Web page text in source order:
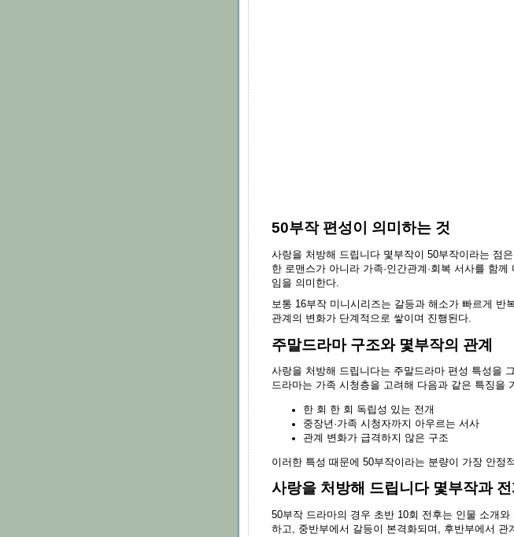
50부작 편성이 의미하는 것
사랑을 처방해 드립니다 몇부작이 50부작이라는 점
한 로맨스가 아니라 가족·인간관계·회복 서사를 함께
임을 의미한다.
보통 16부작 미니시리즈는 갈등과 해소가 빠르게 반
관계의 변화가 단계적으로 쌓이며 진행된다.
주말드라마 구조와 몇부작의 관계
사랑을 처방해 드립니다는 주말드라마 편성 특성을
드라마는 가족 시청층을 고려해 다음과 같은 특징을
한 회 한 회 독립성 있는 전개
중장년·가족 시청자까지 아우르는 서사
관계 변화가 급격하지 않은 구조
이러한 특성 때문에 50부작이라는 분량이 가장 안정
사랑을 처방해 드립니다 몇부작과
50부작 드라마의 경우 초반 10회 전후는 인물 소개와
하고, 중반부에서 갈등이 본격화되며, 후반부에서 관